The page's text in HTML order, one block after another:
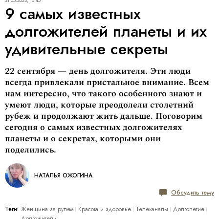
9 самых известных
долгожителей планеты и их
удивительные секреты
22 сентября — день долгожителя. Эти люди
всегда привлекали пристальное внимание. Всем
нам интересно, что такого особенного знают и
умеют люди, которые преодолели столетний
рубеж и продолжают жить дальше. Поговорим
сегодня о самых известных долгожителях
планеты и о секретах, которыми они
поделились.
НАТАЛЬЯ ОЖОГИНА
Обсудить тему
Теги: Женщина за рулем Красота и здоровье Телеканалы
Долголетие